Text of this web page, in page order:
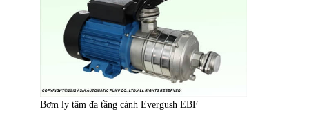
Bơm ly tâm đa tầng cánh Evergush EBF